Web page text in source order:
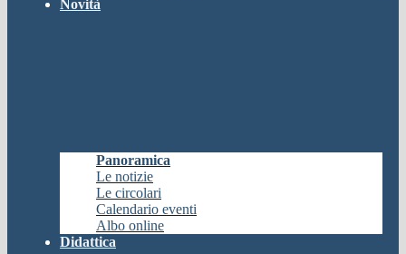
Novità
Panoramica
Le notizie
Le circolari
Calendario eventi
Albo online
Didattica